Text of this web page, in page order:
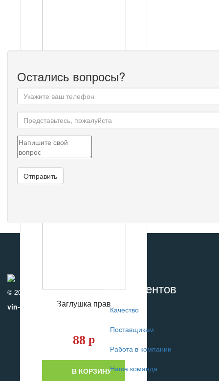
Панель лев.централ.стойки
мет.
401р
Заглушка прав
88 р
В КОРЗИНУ
Остались вопросы?
© 2010-2017
vin-motors.com
Для клиентов
Качество
Поставщикам
Работа в компании
Наша команда